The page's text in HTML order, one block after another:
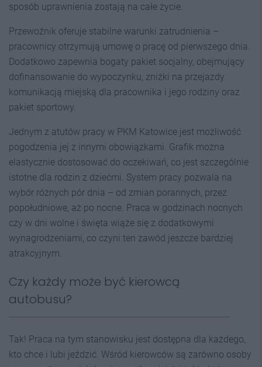
sposób uprawnienia zostają na całe życie.
Przewoźnik oferuje stabilne warunki zatrudnienia –
pracownicy otrzymują umowę o pracę od pierwszego dnia.
Dodatkowo zapewnia bogaty pakiet socjalny, obejmujący
dofinansowanie do wypoczynku, zniżki na przejazdy
komunikacją miejską dla pracownika i jego rodziny oraz
pakiet sportowy.
Jednym z atutów pracy w PKM Katowice jest możliwość
pogodzenia jej z innymi obowiązkami. Grafik można
elastycznie dostosować do oczekiwań, co jest szczególnie
istotne dla rodzin z dziećmi. System pracy pozwala na
wybór różnych pór dnia – od zmian porannych, przez
popołudniowe, aż po nocne. Praca w godzinach nocnych
czy w dni wolne i święta wiąże się z dodatkowymi
wynagrodzeniami, co czyni ten zawód jeszcze bardziej
atrakcyjnym.
Czy każdy może być kierowcą
autobusu?
Tak! Praca na tym stanowisku jest dostępna dla każdego,
kto chce i lubi jeździć. Wśród kierowców są zarówno osoby